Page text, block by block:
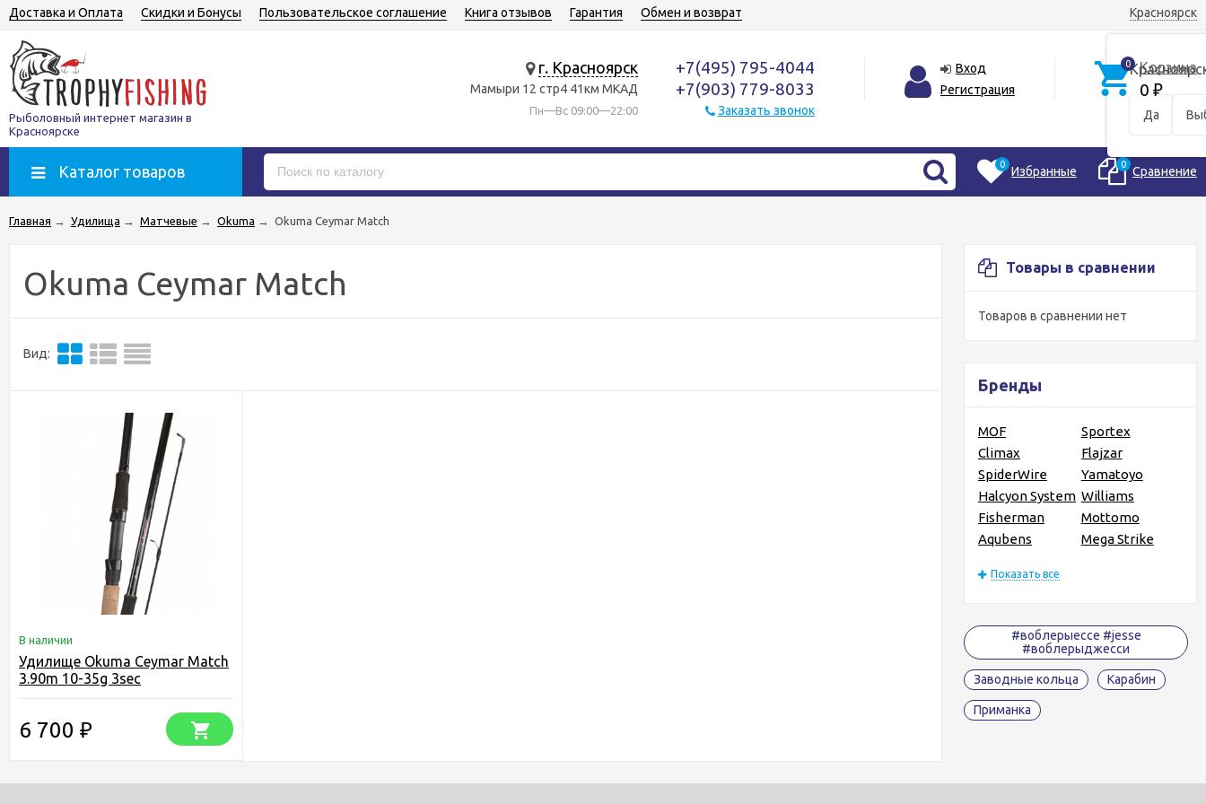
Красноярск
Да
Доставка и Оплата Скидки и Бонусы Пользовательское соглашение Книга отзывов Гарантия Обмен и возврат
Рыболовный интернет магазин в
Красноярске
г. Красноярск
Мамыри 12 стр4 41км МКАД
Пн—Вс 09:00—22:00
+7(495) 795-4044
+7(903) 779-8033
Заказать звонок
Вход
Регистрация
0 Корзина
0 ₽
Каталог товаров 0 Избранные 0 Сравнение
Главная → Удилища → Матчевые → Okuma → Okuma Ceymar Match
Товары в сравнении
Товаров в сравнении нет
Бренды
MOF
Sportex
Climax
Flajzar
SpiderWire
Yamatoyo
Halcyon System Williams
Fisherman
Mottomo
Aqubens
Mega Strike
Показать все
#воблерыессе #jesse
#воблерыджесси
Заводные кольца Карабин
Приманка
Okuma Ceymar Match
Вид:
В наличии
Удилище Okuma Ceymar Match
3.90m 10-35g 3sec
6 700 ₽